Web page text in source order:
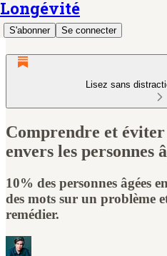
Longévité
S'abonner Se connecter
Lisez sans
Comprendre et
envers les personnes
10% des personnes âgées
des mots sur un problème
remédier.